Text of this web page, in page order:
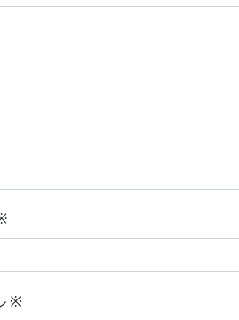
※